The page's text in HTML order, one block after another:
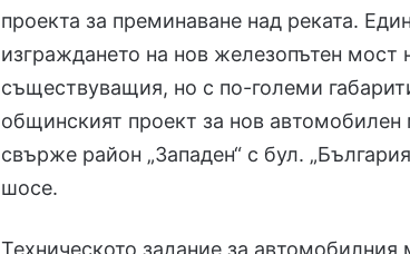
проекта за преминаване над реката.
изграждането на нов железопътен мост
съществуващия, но с по-големи
общинският проект за нов автомобилен
свърже район „Западен“ с бул.
шосе.
Техническото задание за автомобилния